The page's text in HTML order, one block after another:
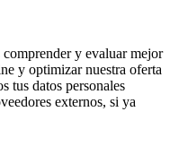
y evaluar mejor
y optimizar nuestra oferta
tus datos personales
externos, si ya